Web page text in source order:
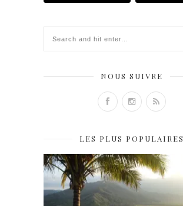
NOUS SUIVRE
LES PLUS POPULAIRES